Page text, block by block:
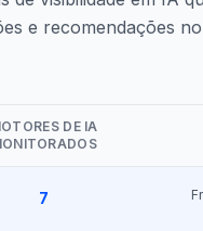
e recomendações
DE IA
7